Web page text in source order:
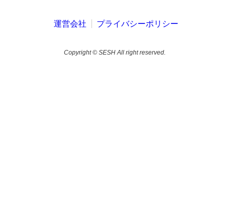
運営会社 プライバシーポリシー
Copyright © SESH All right reserved.